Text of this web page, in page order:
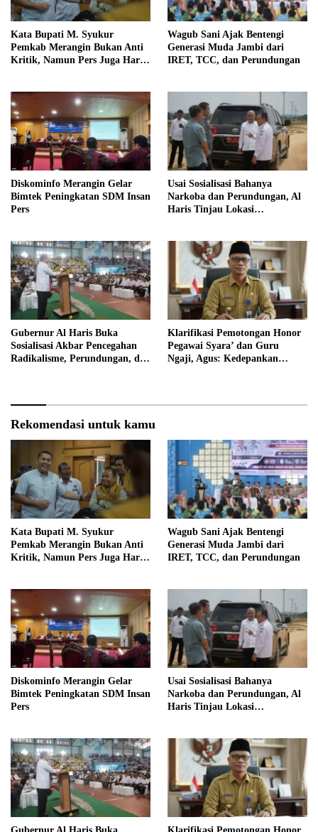
Kata Bupati M. Syukur
Pemkab Merangin Bukan Anti
Kritik, Namun Pers Juga Harus
Wagub Sani Ajak Bentengi
Generasi Muda Jambi dari
IRET, TCC, dan Perundungan
Diskominfo Merangin Gelar
Bimtek Peningkatan SDM Insan
Pers
Usai Sosialisasi Bahanya
Narkoba dan Perundungan, Al
Haris Tinjau Lokasi
Gubernur Al Haris Buka
Sosialisasi Akbar Pencegahan
Radikalisme, Perundungan, dan
Klarifikasi Pemotongan Honor
Pegawai Syara’ dan Guru
Ngaji, Agus: Kedepankan
Rekomendasi untuk kamu
Kata Bupati M. Syukur
Pemkab Merangin Bukan Anti
Kritik, Namun Pers Juga Harus
Wagub Sani Ajak Bentengi
Generasi Muda Jambi dari
IRET, TCC, dan Perundungan
Diskominfo Merangin Gelar
Bimtek Peningkatan SDM Insan
Pers
Usai Sosialisasi Bahanya
Narkoba dan Perundungan, Al
Haris Tinjau Lokasi